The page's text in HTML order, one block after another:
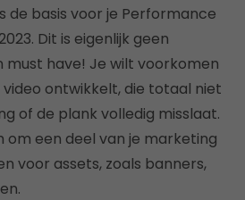
de basis voor je Performance
Dit is eigenlijk geen
must have! Je wilt voorkomen
ontwikkelt, die totaal niet
of de plank volledig misslaat.
om een deel van je marketing
voor assets, zoals banners,